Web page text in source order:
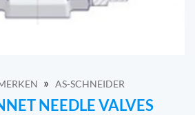
» AS-SCHNEIDER
NEEDLE VALVES